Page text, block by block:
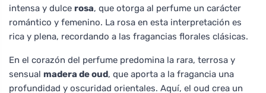
intensa y dulce rosa, que otorga al perfume un carácter
romántico y femenino. La rosa en esta interpretación es
rica y plena, recordando a las fragancias florales clásicas.
En el corazón del perfume predomina la rara, terrosa y
sensual madera de oud, que aporta a la fragancia una
profundidad y oscuridad orientales. Aquí, el oud crea un